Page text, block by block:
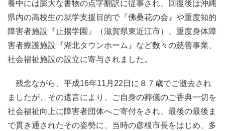
養中には膨大な書物の点字翻訳に従事され、回復後は沖縄
県内の高校生の就学支援目的で『佛桑花の会』や重度知的
障害者施設『止揚学園』（滋賀県東近江市）、重度身体障
害者療護施設『湖北タウンホーム』など数々の慈善事業、
社会福祉施設の設立に寄与されました。
残念ながら、平成16年11月22日に８７歳でご逝去され
ましたが、その遺言により、ご自身の葬儀のご香典一切を
社会福祉向上に障害者団体へご寄付をされ、最後の最後ま
で貫き通されたその姿勢に、当時の彦根市長をはじめ、多